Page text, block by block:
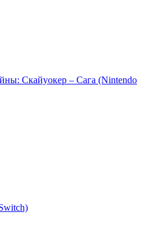
Скайуокер – Сага (Nintendo